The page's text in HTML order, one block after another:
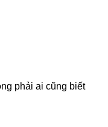
phải ai cũng biết